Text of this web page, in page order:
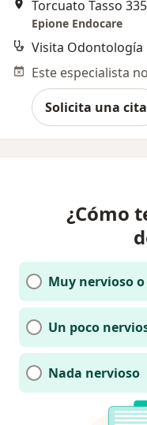
Torcuato Tasso
Epione Endocare
Visita Odontología
Solicita una cita
¿Cómo
Muy nervioso
Un poco
Nada nervioso